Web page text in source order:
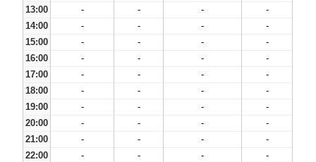
13:00
- - -
-
14:00
- - -
-
15:00
- - -
-
16:00
- - -
-
17:00
- - -
-
18:00
- - -
-
19:00
- - -
-
20:00
- - -
-
21:00
- - -
-
22:00
- - -
-